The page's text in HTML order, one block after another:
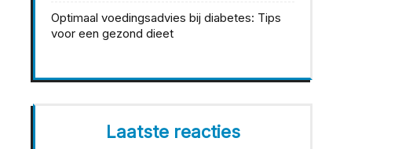
Optimaal voedingsadvies bij diabetes: Tips
voor een gezond dieet
Laatste reacties